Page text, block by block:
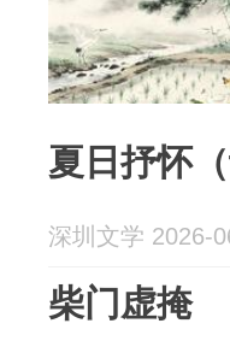
夏日抒怀
深圳文学 2026-
柴门虚掩